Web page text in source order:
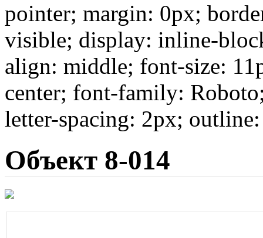
pointer; margin: 0px;
visible; display: inline-
align: middle; font-size:
center; font-family:
letter-spacing: 2px;
Объект 8-014